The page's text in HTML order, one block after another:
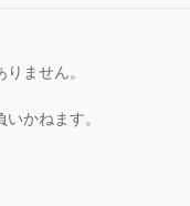
ません。
かねます。